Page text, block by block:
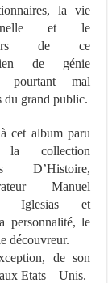
la vie
et le
de ce
de génie
pourtant mal
du grand public.
cet album paru
la collection
D’Histoire,
Manuel
Iglesias et
personnalité, le
découvreur.
de son
Etats – Unis.